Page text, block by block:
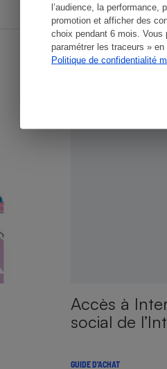
l’audience, la performance,
promotion et afficher des
choix pendant 6 mois. Vous
paramétrer les traceurs » en
Politique de confidentialité
Accès à
social de
GUIDE D'ACHAT